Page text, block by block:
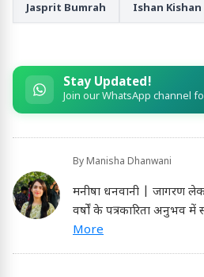
Jasprit Bumrah Ishan Kishan
Stay Updated!
Join our WhatsApp channel
By Manisha Dhanwani
मनीषा धनवानी | जागरण
वर्षों के पत्रकारिता अनुभव
More